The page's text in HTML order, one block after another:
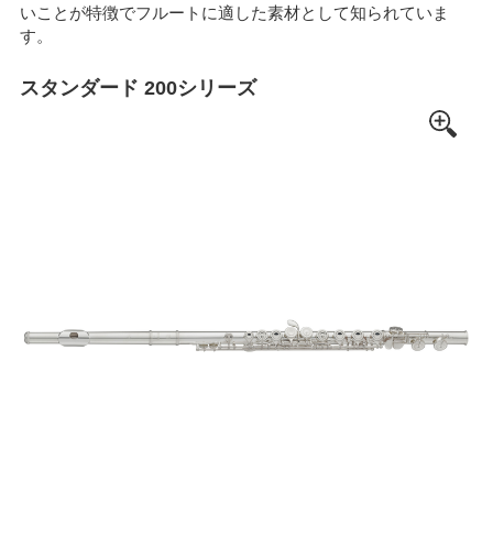
いことが特徴でフルートに適した素材として知られていま
す。
スタンダード 200シリーズ